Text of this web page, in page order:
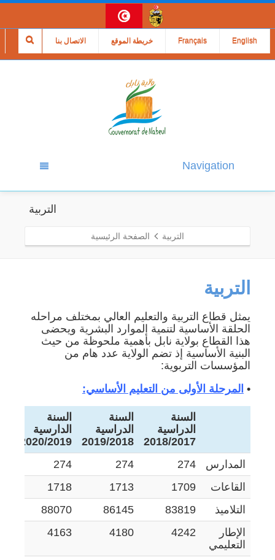
الاتصال بنا خريطة الموقع Français English
Navigation
التربية
التربية الصفحة الرئيسية
التربية
يمثل قطاع التربية والتعليم العالي بمختلف مراحله
الحلقة الأساسية لتنمية الموارد البشرية ويحضى
هذا القطاع بولاية نابل بأهمية ملحوظة من حيث
البنية الأساسية إذ تضم الولاية عدد هام من
المؤسسات التربوية:
• المرحلة الأولى من التعليم الأساسي:
السنة
الدراسية
2018/2017
السنة
الدراسية
2019/2018
السنة
الدارسية
2020/2019
المدارس
274
274
274
القاعات
1709
1713
1718
التلاميذ
83819
86145
88070
الإطار
التعليمي
4242
4180
4163